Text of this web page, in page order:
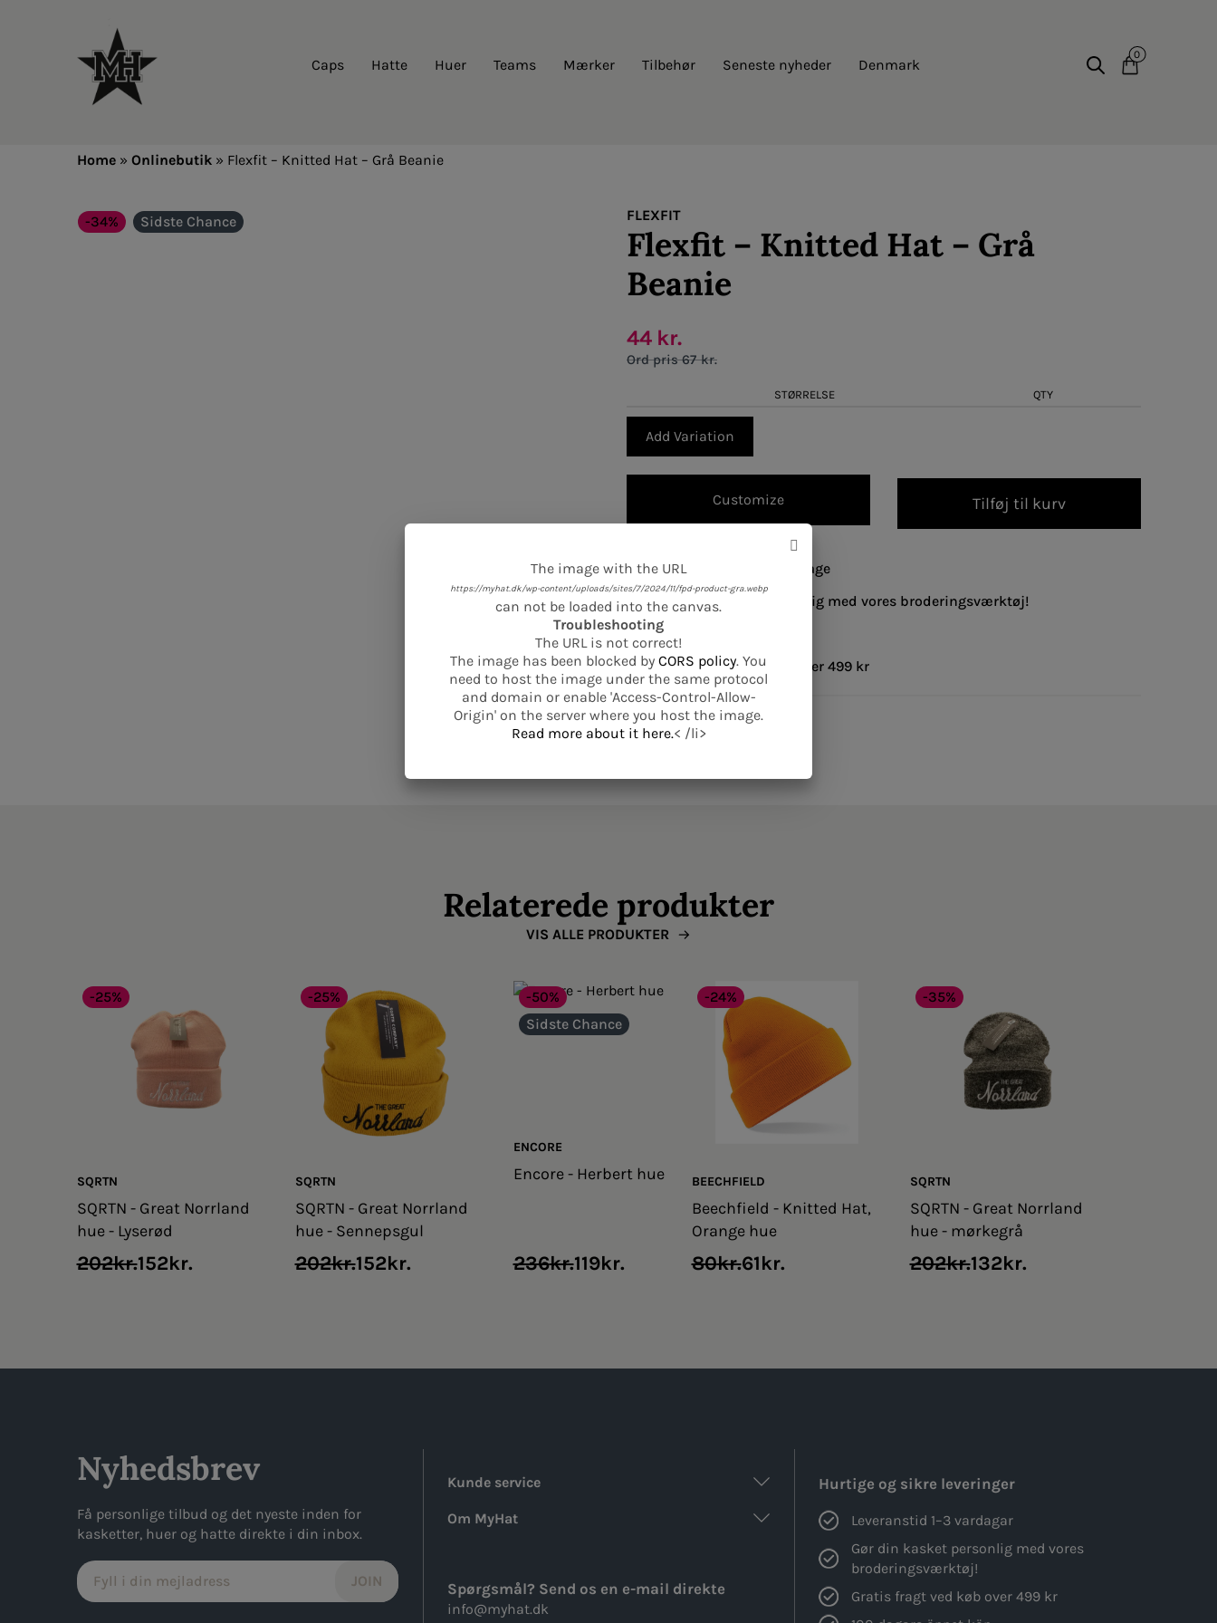
Caps Hatte Huer Teams Mærker Tilbehør Seneste nyheder Denmark
0
Home» Onlinebutik» Flexfit – Knitted Hat – Grå Beanie
-34% Sidste Chance FLEXFIT
Flexfit – Knitted Hat – Grå
Beanie
67 kr.
Original
price
67kr..
44 kr.
Current
price
44kr..
STØRRELSE QTY
Add Variation
Customize Tilføj til kurv
Leveringstid 1–2 hverdage
Gør din kasket personlig med vores broderingsværktøj!
100 dages returret
Gratis fragt ved køb over 499 kr
Se mere fra Flexfit
Relaterede produkter
VIS ALLE PRODUKTER
-25%
SQRTN
SQRTN - Great Norrland
hue - Lyserød
202kr.
Original152kr.
Current
-25%
SQRTN
SQRTN - Great Norrland
hue - Sennepsgul
202kr.
Original152kr.
Current
-50%
Sidste Chance
ENCORE
Encore - Herbert hue
236kr.
Original119kr.
Current
-24%
BEECHFIELD
Beechfield - Knitted Hat,
Orange hue
80kr.
Original
61kr.
Current
-35%
SQRTN
SQRTN - Great Norrland
hue - mørkegrå
202kr.
Original132kr.
Current
Nyhedsbrev
Få personlige tilbud og det nyeste inden for
kasketter, huer og hatte direkte i din inbox.
Kunde service
Om MyHat
Spørgsmål? Send os en e-mail direkte
info@myhat.dk
Hurtige og sikre leveringer
Leveranstid 1–3 vardagar
Gør din kasket personlig med vores
broderingsværktøj!
Gratis fragt ved køb over 499 kr
The image with the URL
https://myhat.dk/wp-content/uploads/sites/7/2024/11/fpd-product-gra.webp
can not be loaded into the canvas.
Troubleshooting
The URL is not correct!
The image has been blocked by CORS policy. You
need to host the image under the same protocol
and domain or enable 'Access-Control-Allow-
Origin' on the server where you host the image.
Read more about it here.< /li>